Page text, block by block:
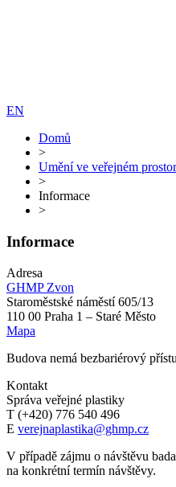
EN
Domů
>
Umění ve veřejném
>
Informace
>
Informace
Adresa
GHMP Zvon
Staroměstské náměstí 605/13
110 00 Praha 1 – Staré Město
Mapa
Budova nemá bezbariérový
Kontakt
Správa veřejné plastiky
T (+420) 776 540 496
E verejnaplastika@ghmp.cz
V případě zájmu o návštěvu
na konkrétní termín návštěvy.